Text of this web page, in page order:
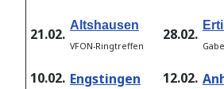
21.02.
Altshausen
VFON-Ringtreffen
28.02.
10.02. Engstingen 12.02.